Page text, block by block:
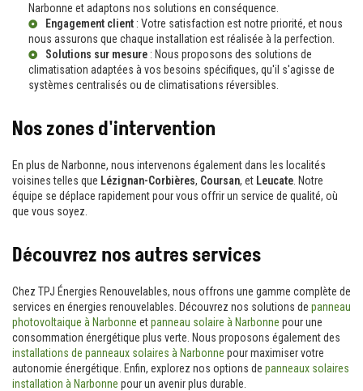
Narbonne et adaptons nos solutions en conséquence.
Engagement client : Votre satisfaction est notre priorité, et nous
nous assurons que chaque installation est réalisée à la perfection.
Solutions sur mesure : Nous proposons des solutions de
climatisation adaptées à vos besoins spécifiques, qu'il s'agisse de
systèmes centralisés ou de climatisations réversibles.
Nos zones d'intervention
En plus de Narbonne, nous intervenons également dans les localités
voisines telles que Lézignan-Corbières, Coursan, et Leucate . Notre
équipe se déplace rapidement pour vous offrir un service de qualité, où
que vous soyez.
Découvrez nos autres services
Chez TPJ Énergies Renouvelables, nous offrons une gamme complète de
services en énergies renouvelables. Découvrez nos solutions de panneau
photovoltaique à Narbonne etpanneau solaire à Narbonne pour une
consommation énergétique plus verte. Nous proposons également des
installations de panneaux solaires à Narbonne pour maximiser votre
autonomie énergétique. Enfin, explorez nos options de panneaux solaires
installation à Narbonne pour un avenir plus durable.